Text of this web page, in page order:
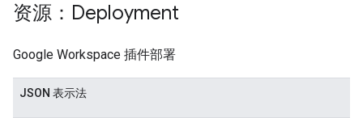
资源：Deployment
Google Workspace 插件部署
JSON 表示法